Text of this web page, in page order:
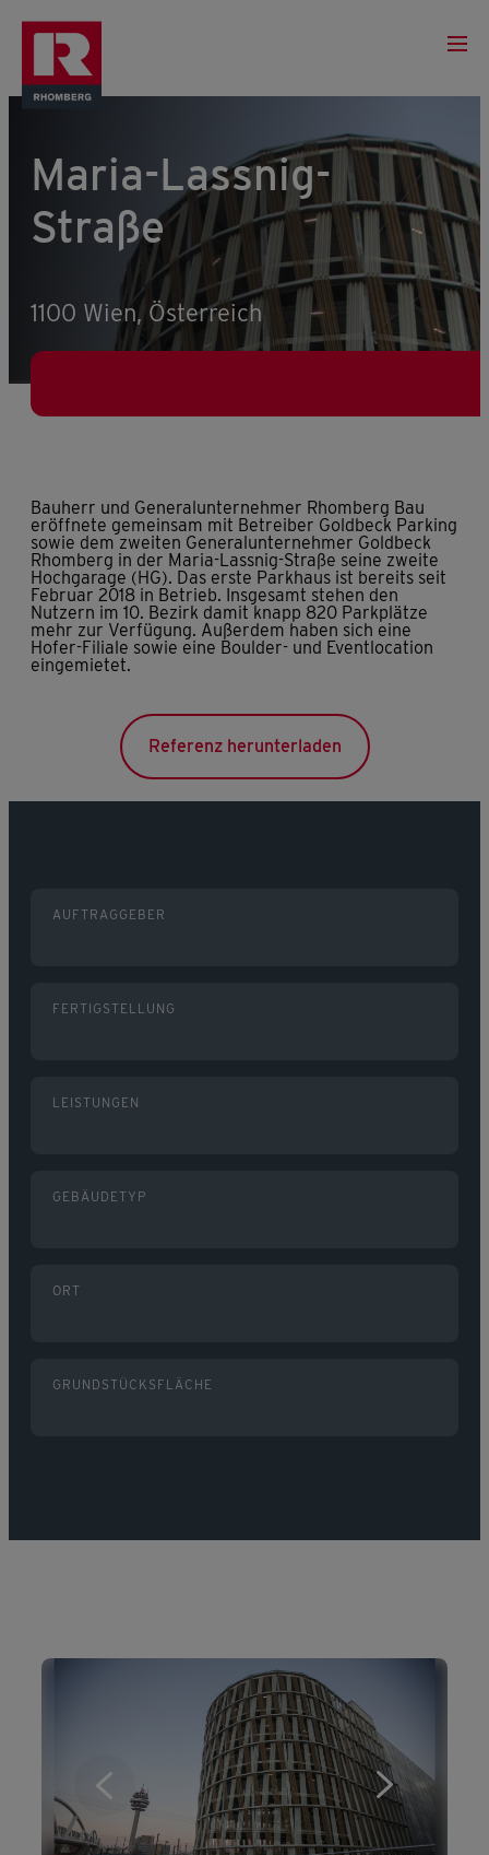
Maria-Lassnig-
Straße
1100 Wien, Österreich
Bauherr und Generalunternehmer Rhomberg Bau
eröffnete gemeinsam mit Betreiber Goldbeck Parking
sowie dem zweiten Generalunternehmer Goldbeck
Rhomberg in der Maria-Lassnig-Straße seine zweite
Hochgarage (HG). Das erste Parkhaus ist bereits seit
Februar 2018 in Betrieb. Insgesamt stehen den
Nutzern im 10. Bezirk damit knapp 820 Parkplätze
mehr zur Verfügung. Außerdem haben sich eine
Hofer-Filiale sowie eine Boulder- und Eventlocation
eingemietet.
Referenz herunterladen
AUFTRAGGEBER
FERTIGSTELLUNG
LEISTUNGEN
GEBÄUDETYP
ORT
GRUNDSTÜCKSFLÄCHE